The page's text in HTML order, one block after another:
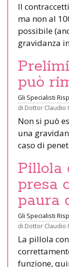
Il
ma non al
possibile
gravidanza
può
Gli Specialisti
di Dottor Claudio
Non si può
una
caso di
Pillola
presa
paura
Gli Specialisti
di Dottor Claudio
La pillola
funzione,